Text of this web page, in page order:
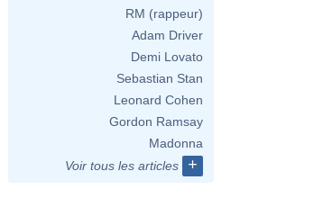
RM (rappeur)
Adam Driver
Demi Lovato
Sebastian Stan
Leonard Cohen
Gordon Ramsay
Madonna
Voir tous les articles
+